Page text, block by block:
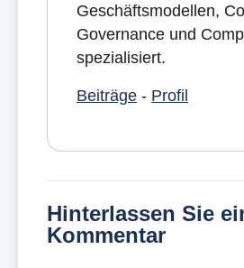
Geschäftsmodellen,
Governance und
spezialisiert.
Beiträge - Profil
Hinterlassen Sie
Kommentar